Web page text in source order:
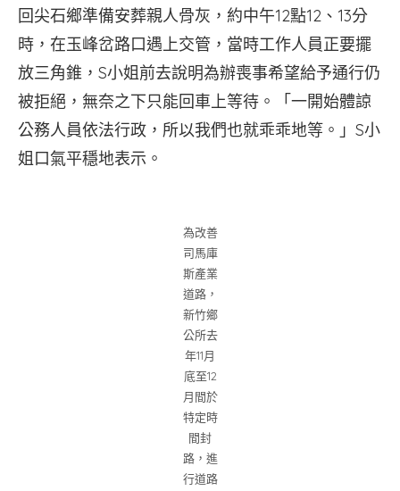
回尖石鄉準備安葬親人骨灰，約中午12點12、13分
時，在玉峰岔路口遇上交管，當時工作人員正要擺
放三角錐，S小姐前去說明為辦喪事希望給予通行仍
被拒絕，無奈之下只能回車上等待。「一開始體諒
公務人員依法行政，所以我們也就乖乖地等。」S小
姐口氣平穩地表示。
為改善
司馬庫
斯產業
道路，
新竹鄉
公所去
年11月
底至12
月間於
特定時
間封
路，進
行道路